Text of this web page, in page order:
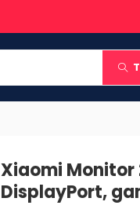
Xiaomi Monitor
DisplayPort,